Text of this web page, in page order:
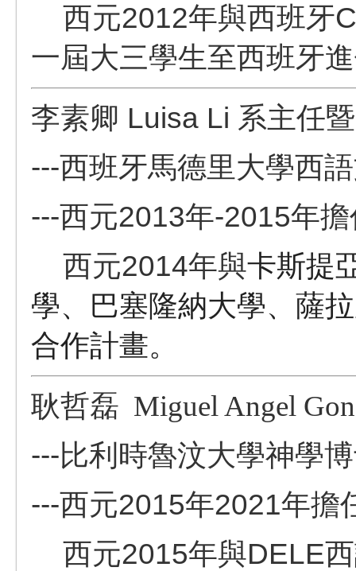
西元2012年與西班牙
一屆大三學生至西班牙
李素卿 Luisa Li 系主任
---西班牙馬德里大學西
---西元2013年-2015年
西元2014年與卡斯提
學、巴塞隆納大學、薩
合作計畫。
耿哲磊 Miguel Angel
---比利時魯汶大學神學
---西元2015年2021年擔
西元2015年與DELE